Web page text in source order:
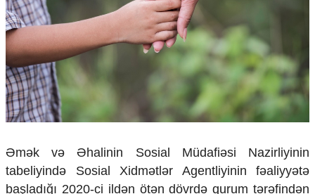
Çarpaz baxış
Təhlil
Siyasi
Geosiyasi
İqtisadi
Sosioloji
Multimedia
Foto
Video
Əmək və Əhalinin Sosial Müdafiəsi Nazirliyinin
tabeliyində Sosial Xidmətlər Agentliyinin fəaliyyətə
başladığı 2020-ci ildən ötən dövrdə qurum tərəfindən